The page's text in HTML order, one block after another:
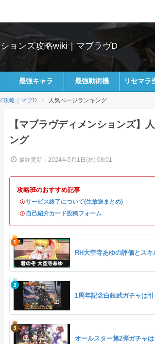
ョンズ攻略wiki｜マブラヴD
最強キャラ 最強戦術機 リセマラ
攻略｜マブD 人気ページランキング
【マブラヴディメンションズ】
ング
最終更新：2024年5月1日(水) 08:01
攻略班のおすすめ記事
・サービス終了について(生放送まとめ)
・ 自己紹介カード投稿フォーム
RH大空寺あゆの評価とスキ
1周年記念白銀武ガチャは
オールスター第2弾ガチャ